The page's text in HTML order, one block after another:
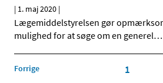
| 1. maj 2020 |
Lægemiddelstyrelsen gør
mulighed for at søge om en generel…
Forrige 1